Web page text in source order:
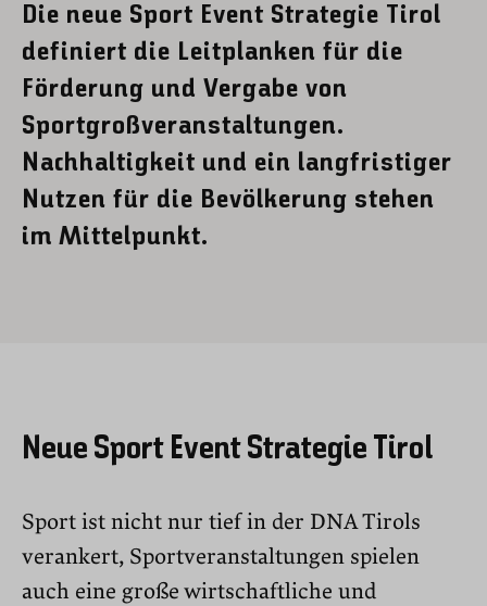
Die neue Sport Event Strategie Tirol
definiert die Leitplanken für die
Förderung und Vergabe von
Sportgroßveranstaltungen.
Nachhaltigkeit und ein langfristiger
Nutzen für die Bevölkerung stehen
im Mittelpunkt.
Neue Sport Event Strategie Tirol
Sport ist nicht nur tief in der DNA Tirols
verankert, Sportveranstaltungen spielen
auch eine große wirtschaftliche und